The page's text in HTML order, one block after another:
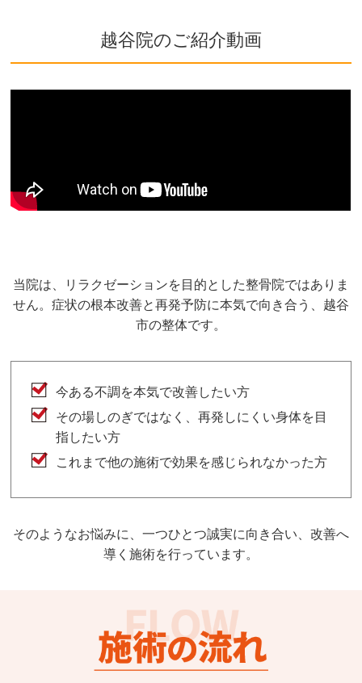
越谷院のご紹介動画
当院は、リラクゼーションを目的とした整骨院ではありま
せん。症状の根本改善と再発予防に本気で向き合う、越谷
市の整体です。
今ある不調を本気で改善したい方
その場しのぎではなく、再発しにくい身体を目
指したい方
これまで他の施術で効果を感じられなかった方
そのようなお悩みに、一つひとつ誠実に向き合い、改善へ
導く施術を行っています。